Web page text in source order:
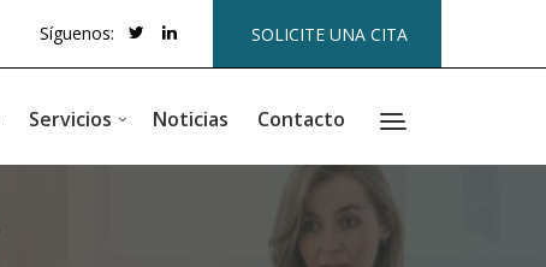
SOLICITE UNA CITA
Síguenos:
Servicios Noticias Contacto